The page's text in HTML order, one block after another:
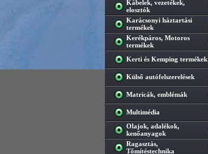
Kábelek, vezetékek,
elosztók
Karácsonyi háztartási
termékek
Kerékpáros, Motoros
termékek
Kerti és Kemping termékek
Külső autófelszerelések
Matricák, emblémák
Multimédia
Olajok, adalékok,
kenőanyagok
Ragasztás,
Tőmítéstechnika